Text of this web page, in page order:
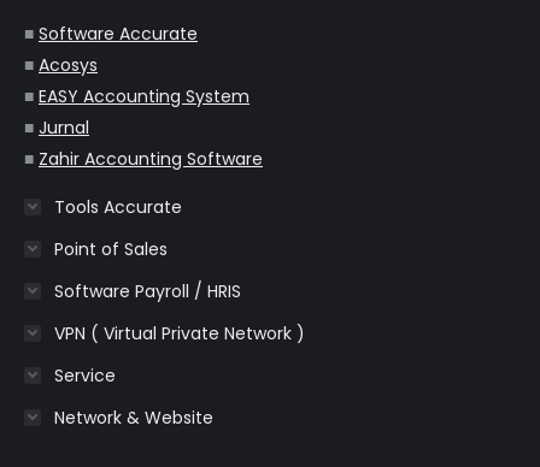
windowwindowwindowwindowwindow
■ Software Accurate
■ Acosys
■ EASY Accounting System
■ Jurnal
■ Zahir Accounting Software
Tools Accurate
Point of Sales
Software Payroll / HRIS
VPN ( Virtual Private Network )
Service
Network & Website